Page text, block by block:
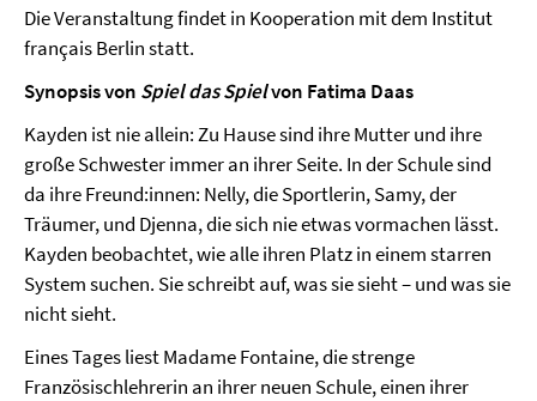
Die Veranstaltung findet in Kooperation mit dem Institut
français Berlin statt.
Synopsis von Spiel das Spielvon Fatima Daas
Kayden ist nie allein: Zu Hause sind ihre Mutter und ihre
große Schwester immer an ihrer Seite. In der Schule sind
da ihre Freund:innen: Nelly, die Sportlerin, Samy, der
Träumer, und Djenna, die sich nie etwas vormachen lässt.
Kayden beobachtet, wie alle ihren Platz in einem starren
System suchen. Sie schreibt auf, was sie sieht – und was sie
nicht sieht.
Eines Tages liest Madame Fontaine, die strenge
Französischlehrerin an ihrer neuen Schule, einen ihrer